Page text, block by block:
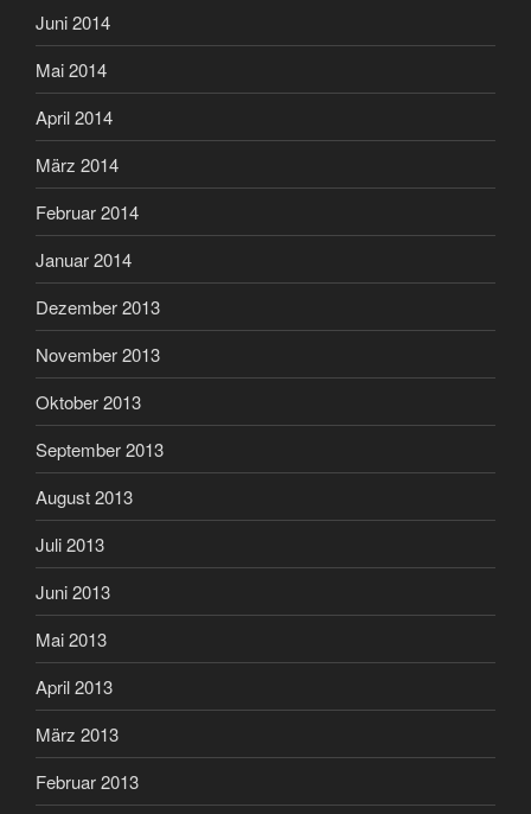
Juni 2014
Mai 2014
April 2014
März 2014
Februar 2014
Januar 2014
Dezember 2013
November 2013
Oktober 2013
September 2013
August 2013
Juli 2013
Juni 2013
Mai 2013
April 2013
März 2013
Februar 2013